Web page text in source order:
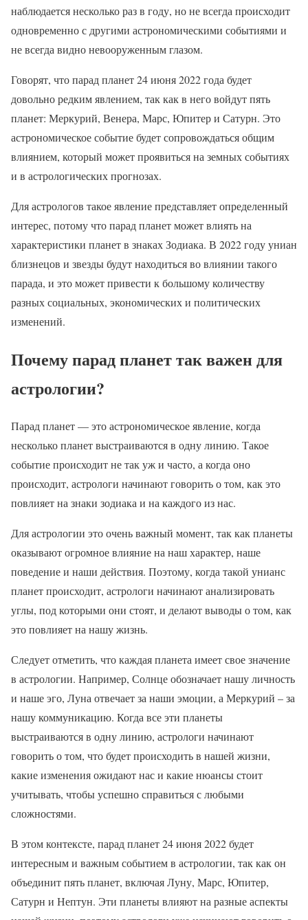
наблюдается несколько раз в году, но не всегда происходит
одновременно с другими астрономическими событиями и
не всегда видно невооруженным глазом.
Говорят, что парад планет 24 июня 2022 года будет
довольно редким явлением, так как в него войдут пять
планет: Меркурий, Венера, Марс, Юпитер и Сатурн. Это
астрономическое событие будет сопровождаться общим
влиянием, который может проявиться на земных событиях
и в астрологических прогнозах.
Для астрологов такое явление представляет определенный
интерес, потому что парад планет может влиять на
характеристики планет в знаках Зодиака. В 2022 году униан
близнецов и звезды будут находиться во влиянии такого
парада, и это может привести к большому количеству
разных социальных, экономических и политических
изменений.
Почему парад планет так важен для
астрологии?
Парад планет — это астрономическое явление, когда
несколько планет выстраиваются в одну линию. Такое
событие происходит не так уж и часто, а когда оно
происходит, астрологи начинают говорить о том, как это
повлияет на знаки зодиака и на каждого из нас.
Для астрологии это очень важный момент, так как планеты
оказывают огромное влияние на наш характер, наше
поведение и наши действия. Поэтому, когда такой унианс
планет происходит, астрологи начинают анализировать
углы, под которыми они стоят, и делают выводы о том, как
это повлияет на нашу жизнь.
Следует отметить, что каждая планета имеет свое значение
в астрологии. Например, Солнце обозначает нашу личность
и наше эго, Луна отвечает за наши эмоции, а Меркурий – за
нашу коммуникацию. Когда все эти планеты
выстраиваются в одну линию, астрологи начинают
говорить о том, что будет происходить в нашей жизни,
какие изменения ожидают нас и какие нюансы стоит
учитывать, чтобы успешно справиться с любыми
сложностями.
В этом контексте, парад планет 24 июня 2022 будет
интересным и важным событием в астрологии, так как он
объединит пять планет, включая Луну, Марс, Юпитер,
Сатурн и Нептун. Эти планеты влияют на разные аспекты